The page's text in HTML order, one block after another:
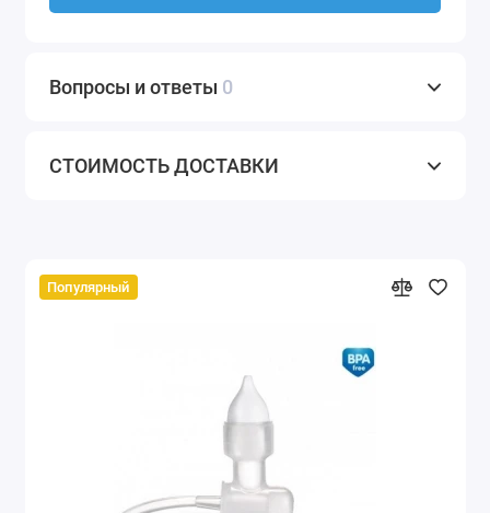
Вопросы и ответы 0
СТОИМОСТЬ ДОСТАВКИ
Популярный